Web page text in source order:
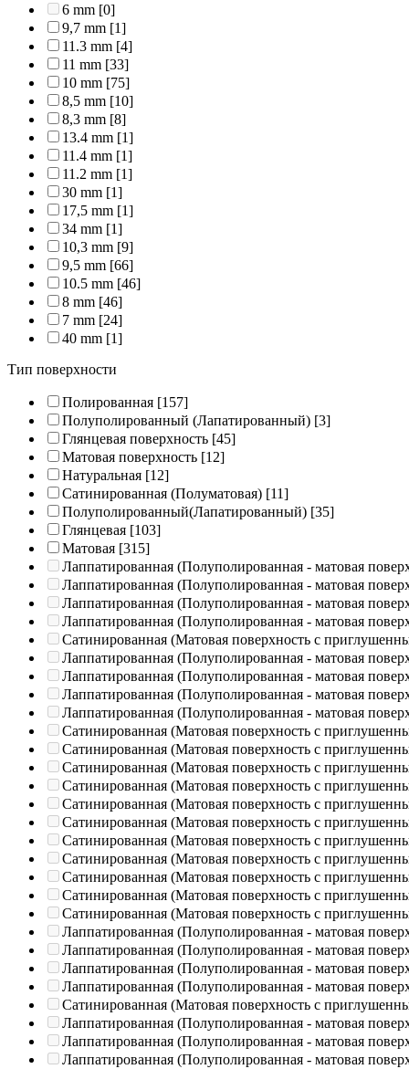
6 mm [0]
9,7 mm [1]
11.3 mm [4]
11 mm [33]
10 mm [75]
8,5 mm [10]
8,3 mm [8]
13.4 mm [1]
11.4 mm [1]
11.2 mm [1]
30 mm [1]
17,5 mm [1]
34 mm [1]
10,3 mm [9]
9,5 mm [66]
10.5 mm [46]
8 mm [46]
7 mm [24]
40 mm [1]
Тип поверхности
Полированная [157]
Полуполированный (Лапатированный) [3]
Глянцевая поверхность [45]
Матовая поверхность [12]
Натуральная [12]
Сатинированная (Полуматовая) [11]
Полуполированный(Лапатированный) [35]
Глянцевая [103]
Матовая [315]
Лаппатированная (Полуполированная - матовая
Лаппатированная (Полуполированная - матовая
Лаппатированная (Полуполированная - матовая
Лаппатированная (Полуполированная - матовая
Сатинированная (Матовая поверхность с
Лаппатированная (Полуполированная - матовая
Лаппатированная (Полуполированная - матовая
Лаппатированная (Полуполированная - матовая
Лаппатированная (Полуполированная - матовая
Сатинированная (Матовая поверхность с
Сатинированная (Матовая поверхность с
Сатинированная (Матовая поверхность с
Сатинированная (Матовая поверхность с
Сатинированная (Матовая поверхность с
Сатинированная (Матовая поверхность с
Сатинированная (Матовая поверхность с
Сатинированная (Матовая поверхность с
Сатинированная (Матовая поверхность с
Сатинированная (Матовая поверхность с
Сатинированная (Матовая поверхность с
Лаппатированная (Полуполированная - матовая
Лаппатированная (Полуполированная - матовая
Лаппатированная (Полуполированная - матовая
Лаппатированная (Полуполированная - матовая
Сатинированная (Матовая поверхность с
Лаппатированная (Полуполированная - матовая
Лаппатированная (Полуполированная - матовая
Лаппатированная (Полуполированная - матовая